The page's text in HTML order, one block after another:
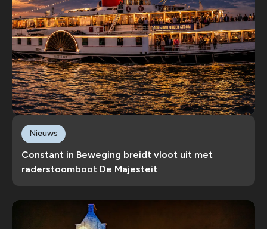
Constant in Beweging breidt vloot uit met
raderstoomboot De Majesteit
Nieuws